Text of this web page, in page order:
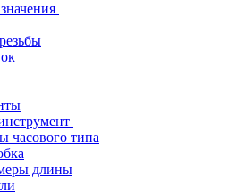
часового типа
длины